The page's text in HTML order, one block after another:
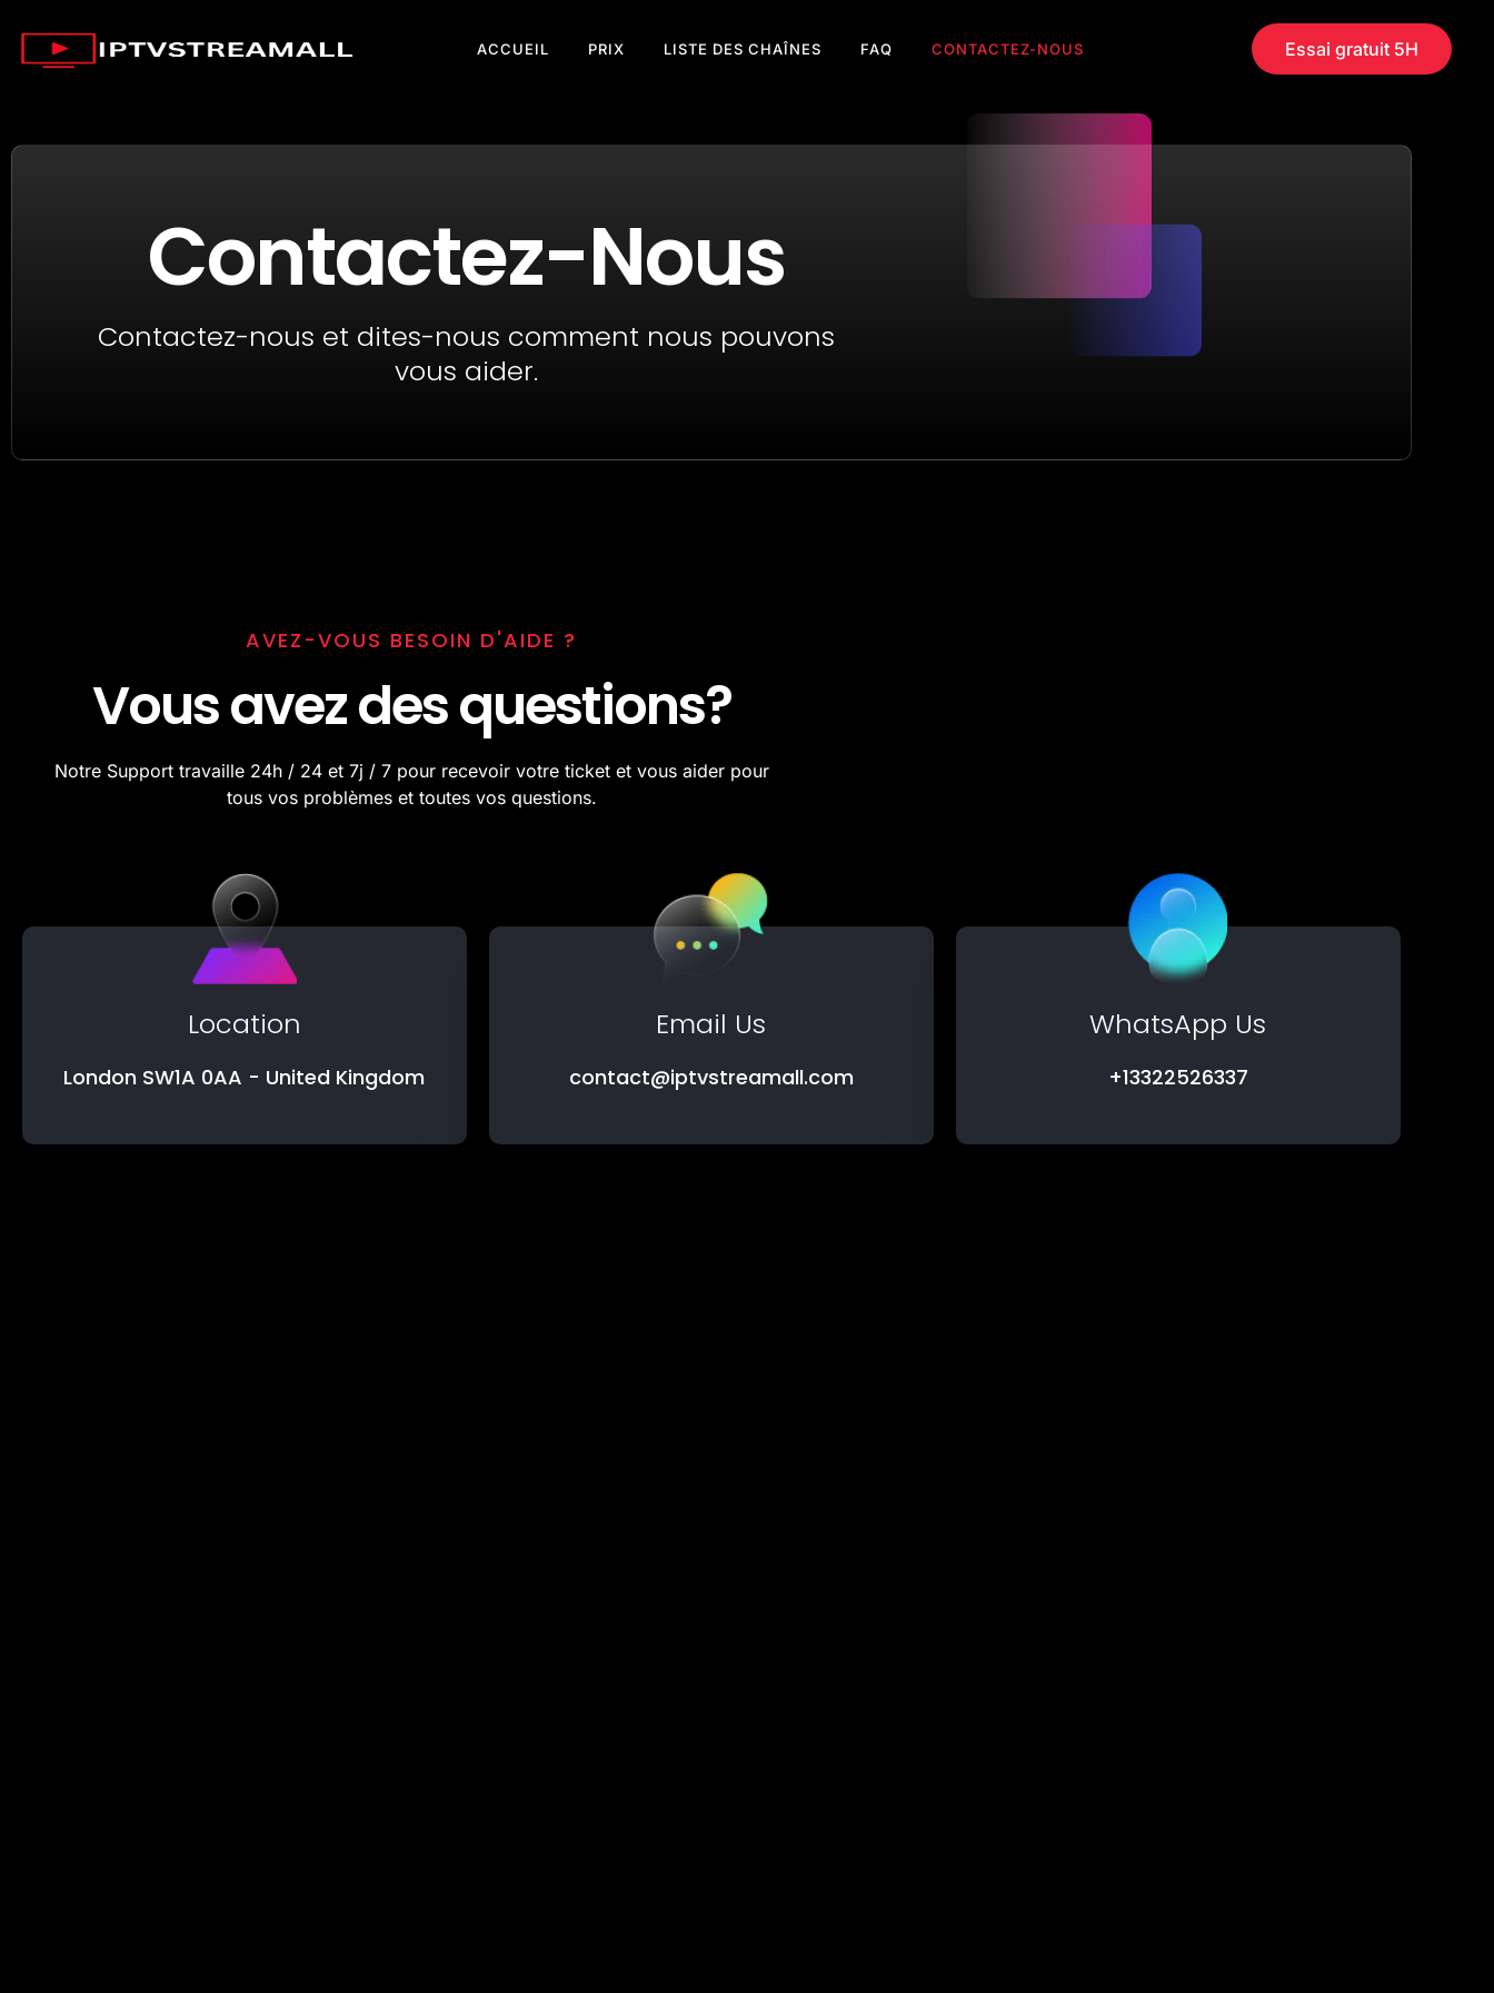
ACCUEIL PRIX LISTE DES CHAÎNES FAQ CONTACTEZ-NOUS Essai gratuit 5H
Contactez-Nous
Contactez-nous et dites-nous comment nous pouvons
vous aider.
AVEZ-VOUS BESOIN D'AIDE ?
Vous avez des questions?
Notre Support travaille 24h / 24 et 7j / 7 pour recevoir votre ticket et vous aider pour
tous vos problèmes et toutes vos questions.
Location
London SW1A 0AA - United Kingdom
Email Us
contact@iptvstreamall.com
WhatsApp Us
+13322526337